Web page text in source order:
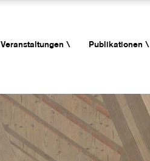
Veranstaltungen \ Publikationen \